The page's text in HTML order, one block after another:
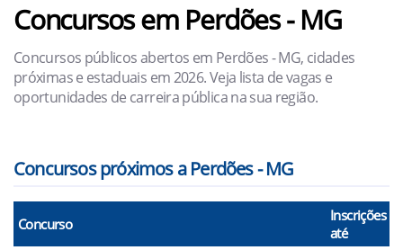
Concursos em Perdões - MG
Concursos públicos abertos em Perdões - MG, cidades
próximas e estaduais em 2026. Veja lista de vagas e
oportunidades de carreira pública na sua região.
Concursos próximos a Perdões - MG
Concurso
Inscrições
até